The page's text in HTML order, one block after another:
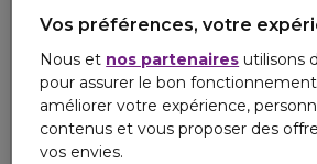
DIORSHOW
Mascara volume sur mesure 24h -
49,60 € 4.7 284
Vos préférences, votre
Nous et nos partenaires utilisons
pour assurer le bon
améliorer votre expérience,
contenus et vous proposer des
vos envies.